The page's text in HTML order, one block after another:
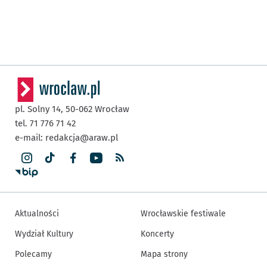
pl. Solny 14, 50-062 Wrocław
tel. 71 776 71 42
e-mail: redakcja@araw.pl
Aktualności
Wydział Kultury
Polecamy
Wrocławskie festiwale
Koncerty
Mapa strony